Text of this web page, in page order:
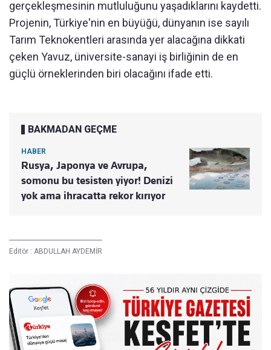
gerçekleşmesinin mutluluğunu yaşadıklarını kaydetti.
Projenin, Türkiye'nin en büyüğü, dünyanın ise sayılı
Tarım Teknokentleri arasında yer alacağına dikkati
çeken Yavuz, üniversite-sanayi iş birliğinin de en
güçlü örneklerinden biri olacağını ifade etti.
BAKMADAN GEÇME
HABER
Rusya, Japonya ve Avrupa,
somonu bu tesisten yiyor! Denizi
yok ama ihracatta rekor kırıyor
Editör : ABDULLAH AYDEMİR